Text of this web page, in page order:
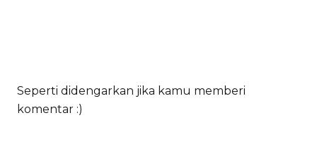
Seperti didengarkan jika kamu memberi
komentar :)